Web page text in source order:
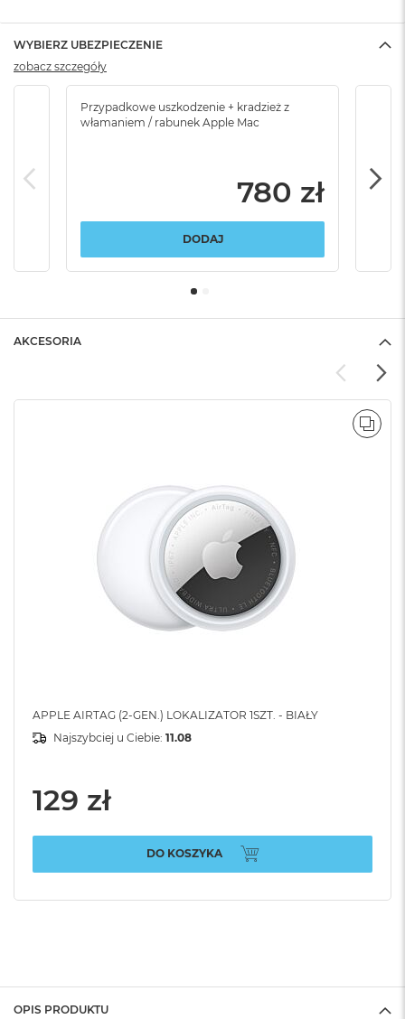
WYBIERZ UBEZPIECZENIE
Przypadkowe uszkodzenie + kradzież z
włamaniem / rabunek Apple Mac
780 zł
DODAJ
zobacz szczegóły
AKCESORIA
APPLE AIRTAG (2-GEN.) LOKALIZATOR 1SZT. - BIAŁY
Najszybciej u Ciebie: 11.08
129 zł
DO KOSZYKA
OPIS PRODUKTU